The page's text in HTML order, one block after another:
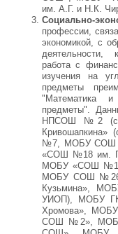
им. А.Г. и Н.К.
Социально-
профессии,
экономикой, с
деятельности,
работа с
изучения на
предметы
"Математика и
предметы".
НПСОШ №2
№7, МОБУ СОШ
«СОШ №18 им.
МОБУ «СОШ
МОБУ СОШ
Кузьмина»,
УИОП), МОБУ
Хромова»,
СОШ №2», МОБУ